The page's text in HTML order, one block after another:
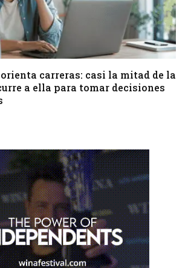
carreras: casi la mitad de la
a ella para tomar decisiones